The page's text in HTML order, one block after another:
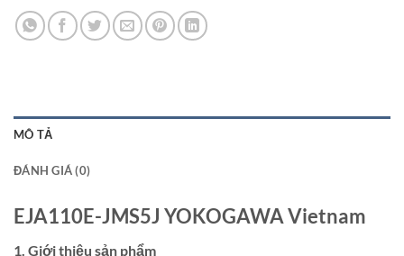
MÔ TẢ
ĐÁNH GIÁ (0)
EJA110E-JMS5J YOKOGAWA Vietnam
1. Giới thiệu sản phẩm